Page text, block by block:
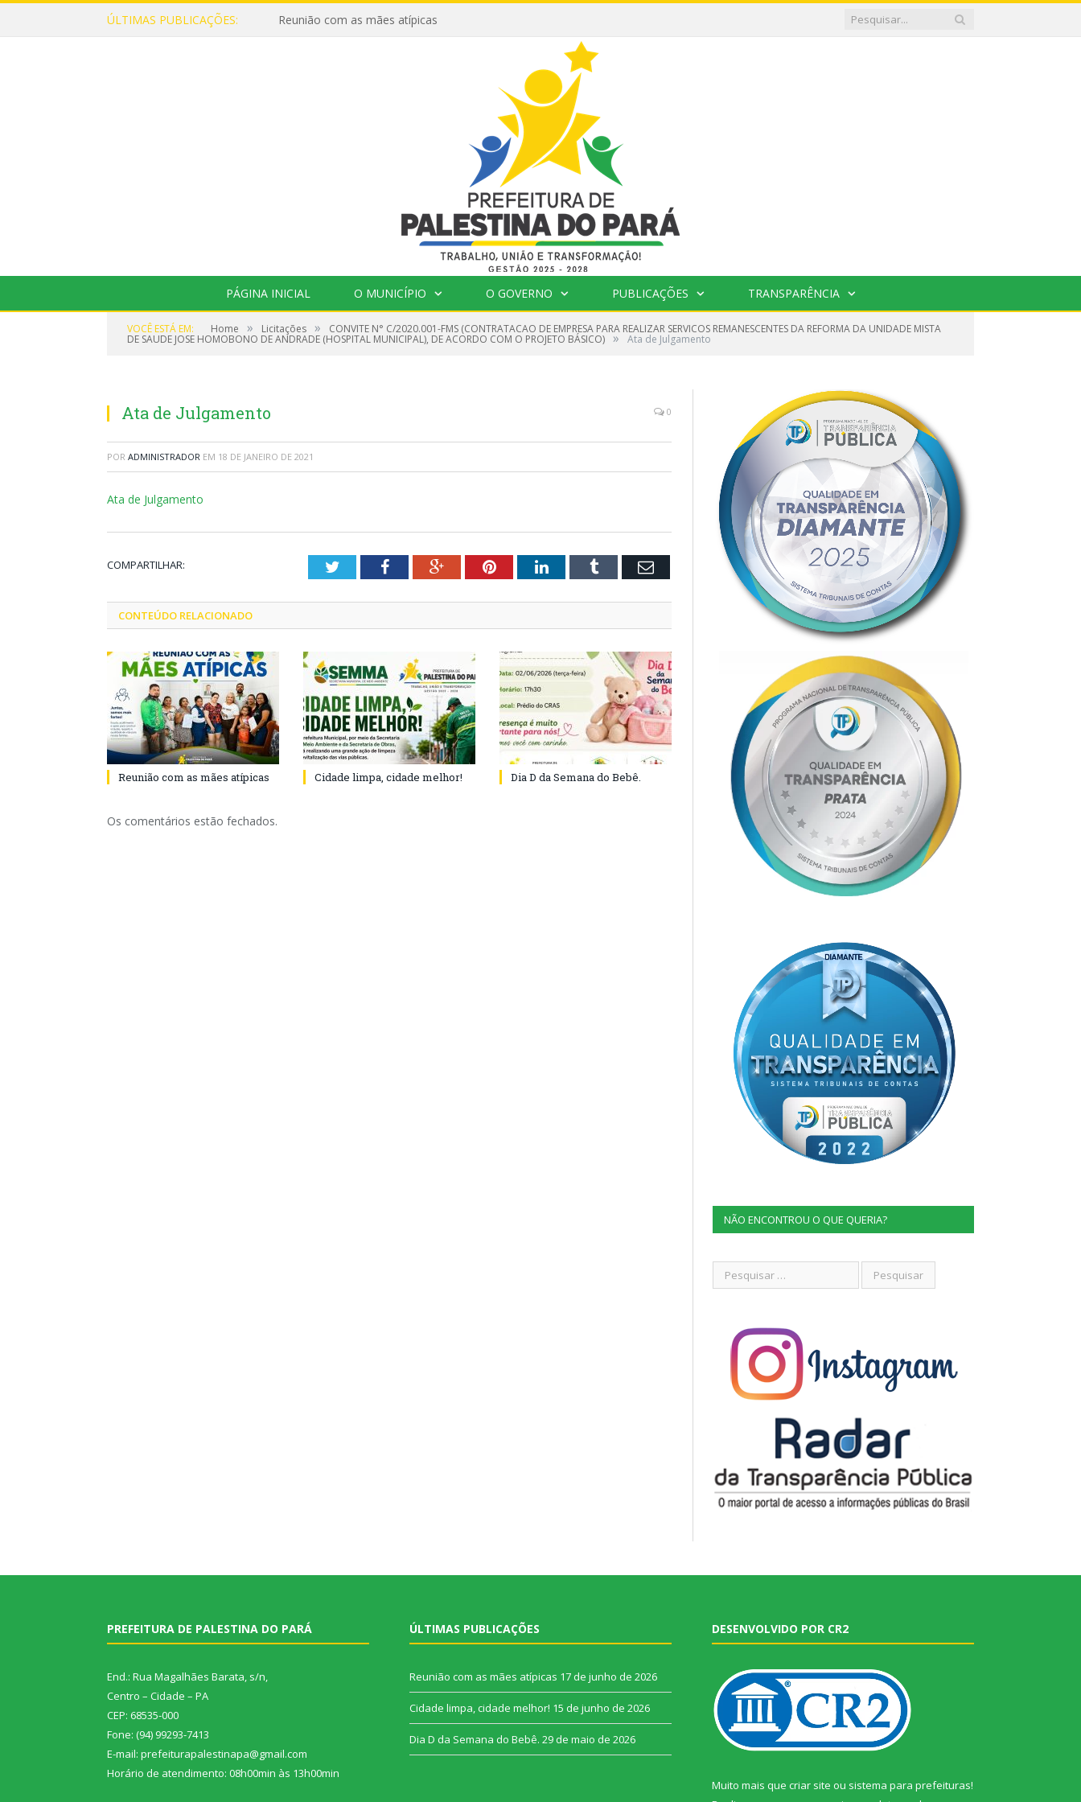
ÚLTIMAS PUBLICAÇÕES: Reunião com as mães atípicas
PÁGINA INICIAL O MUNICÍPIO O GOVERNO PUBLICAÇÕES TRANSPARÊNCIA
VOCÊ ESTÁ EM: Home » Licitações » CONVITE N° C/2020.001-FMS (CONTRATACAO DE EMPRESA PARA REALIZAR SERVICOS REMANESCENTES DA REFORMA DA UNIDADE MISTA
DE SAUDE JOSE HOMOBONO DE ANDRADE (HOSPITAL MUNICIPAL), DE ACORDO COM O PROJETO BÁSICO) » Ata de Julgamento
Ata de Julgamento 0
POR ADMINISTRADOR EM 18 DE JANEIRO DE 2021
Ata de Julgamento
COMPARTILHAR: TwitterFacebookGoogle+PinterestLinkedInTumblr Email
CONTEÚDO RELACIONADO
Reunião com as mães atípicas Cidade limpa, cidade melhor! Dia D da Semana do Bebê.
Os comentários estão fechados.
NÃO ENCONTROU O QUE QUERIA?
PREFEITURA DE PALESTINA DO PARÁ
End.: Rua Magalhães Barata, s/n,
Centro – Cidade – PA
CEP: 68535-000
Fone: (94) 99293-7413
E-mail: prefeiturapalestinapa@gmail.com
Horário de atendimento: 08h00min às 13h00min
ÚLTIMAS PUBLICAÇÕES
Reunião com as mães atípicas 17 de junho de 2026
Cidade limpa, cidade melhor! 15 de junho de 2026
Dia D da Semana do Bebê. 29 de maio de 2026
DESENVOLVIDO POR CR2
Muito mais que criar site ou sistema para prefeituras!